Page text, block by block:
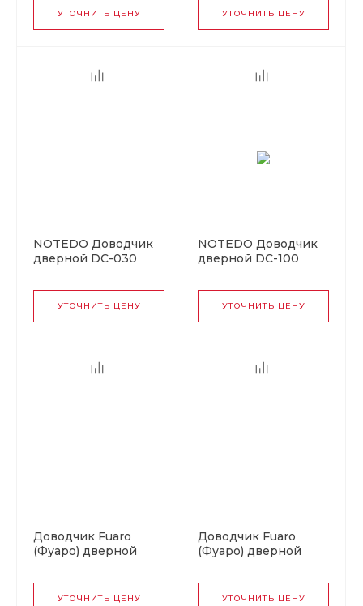
УТОЧНИТЬ ЦЕНУ УТОЧНИТЬ ЦЕНУ
NOTEDO Доводчик
дверной DC-030
белый (10)
УТОЧНИТЬ ЦЕНУ
NOTEDO Доводчик
дверной DC-100
SILVER до 120кг (10)
УТОЧНИТЬ ЦЕНУ
Доводчик Fuaro
(Фуаро) дверной
до 120 кг (черный)
УТОЧНИТЬ ЦЕНУ
Доводчик Fuaro
(Фуаро) дверной
до 85 кг (черный)
УТОЧНИТЬ ЦЕНУ